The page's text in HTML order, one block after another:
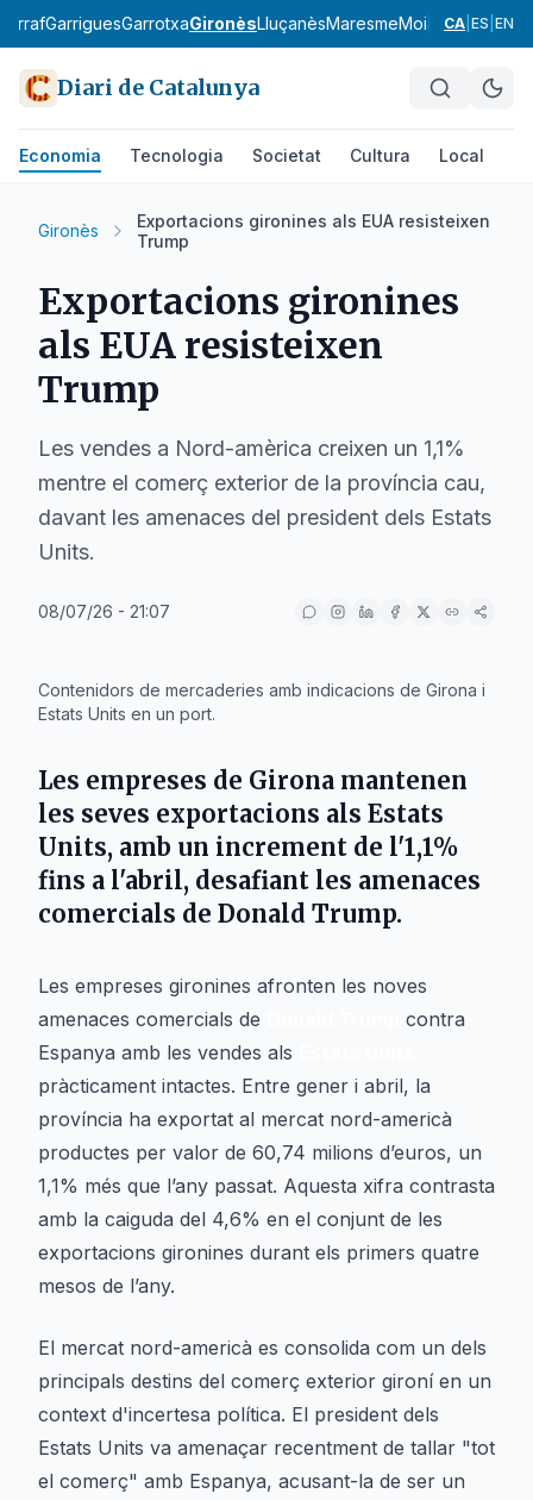
GarriguesGarrotxaGironèsLluçanèsMaresmeMoianès Montsià
CA ES EN
Diari de Catalunya
Economia Tecnologia Societat Cultura Local
Gironès
Exportacions gironines als EUA resisteixen
Trump
Exportacions gironines
als EUA resisteixen
Trump
Les vendes a Nord-amèrica creixen un 1,1%
mentre el comerç exterior de la província cau,
davant les amenaces del president dels Estats
Units.
08/07/26 - 21:07
Contenidors de mercaderies amb indicacions de Girona i
Estats Units en un port.
Les empreses de Girona mantenen
les seves exportacions als Estats
Units, amb un increment de l'1,1%
fins a l'abril, desafiant les amenaces
comercials de Donald Trump.
Les empreses gironines afronten les noves
amenaces comercials de
contra
Espanya amb les vendes als
pràcticament intactes. Entre gener i abril, la
província ha exportat al mercat nord-americà
productes per valor de 60,74 milions d’euros, un
1,1% més que l’any passat. Aquesta xifra contrasta
amb la caiguda del 4,6% en el conjunt de les
exportacions gironines durant els primers quatre
mesos de l’any.
El mercat nord-americà es consolida com un dels
principals destins del comerç exterior gironí en un
context d'incertesa política. El president dels
Estats Units va amenaçar recentment de tallar "tot
el comerç" amb Espanya, acusant-la de ser un